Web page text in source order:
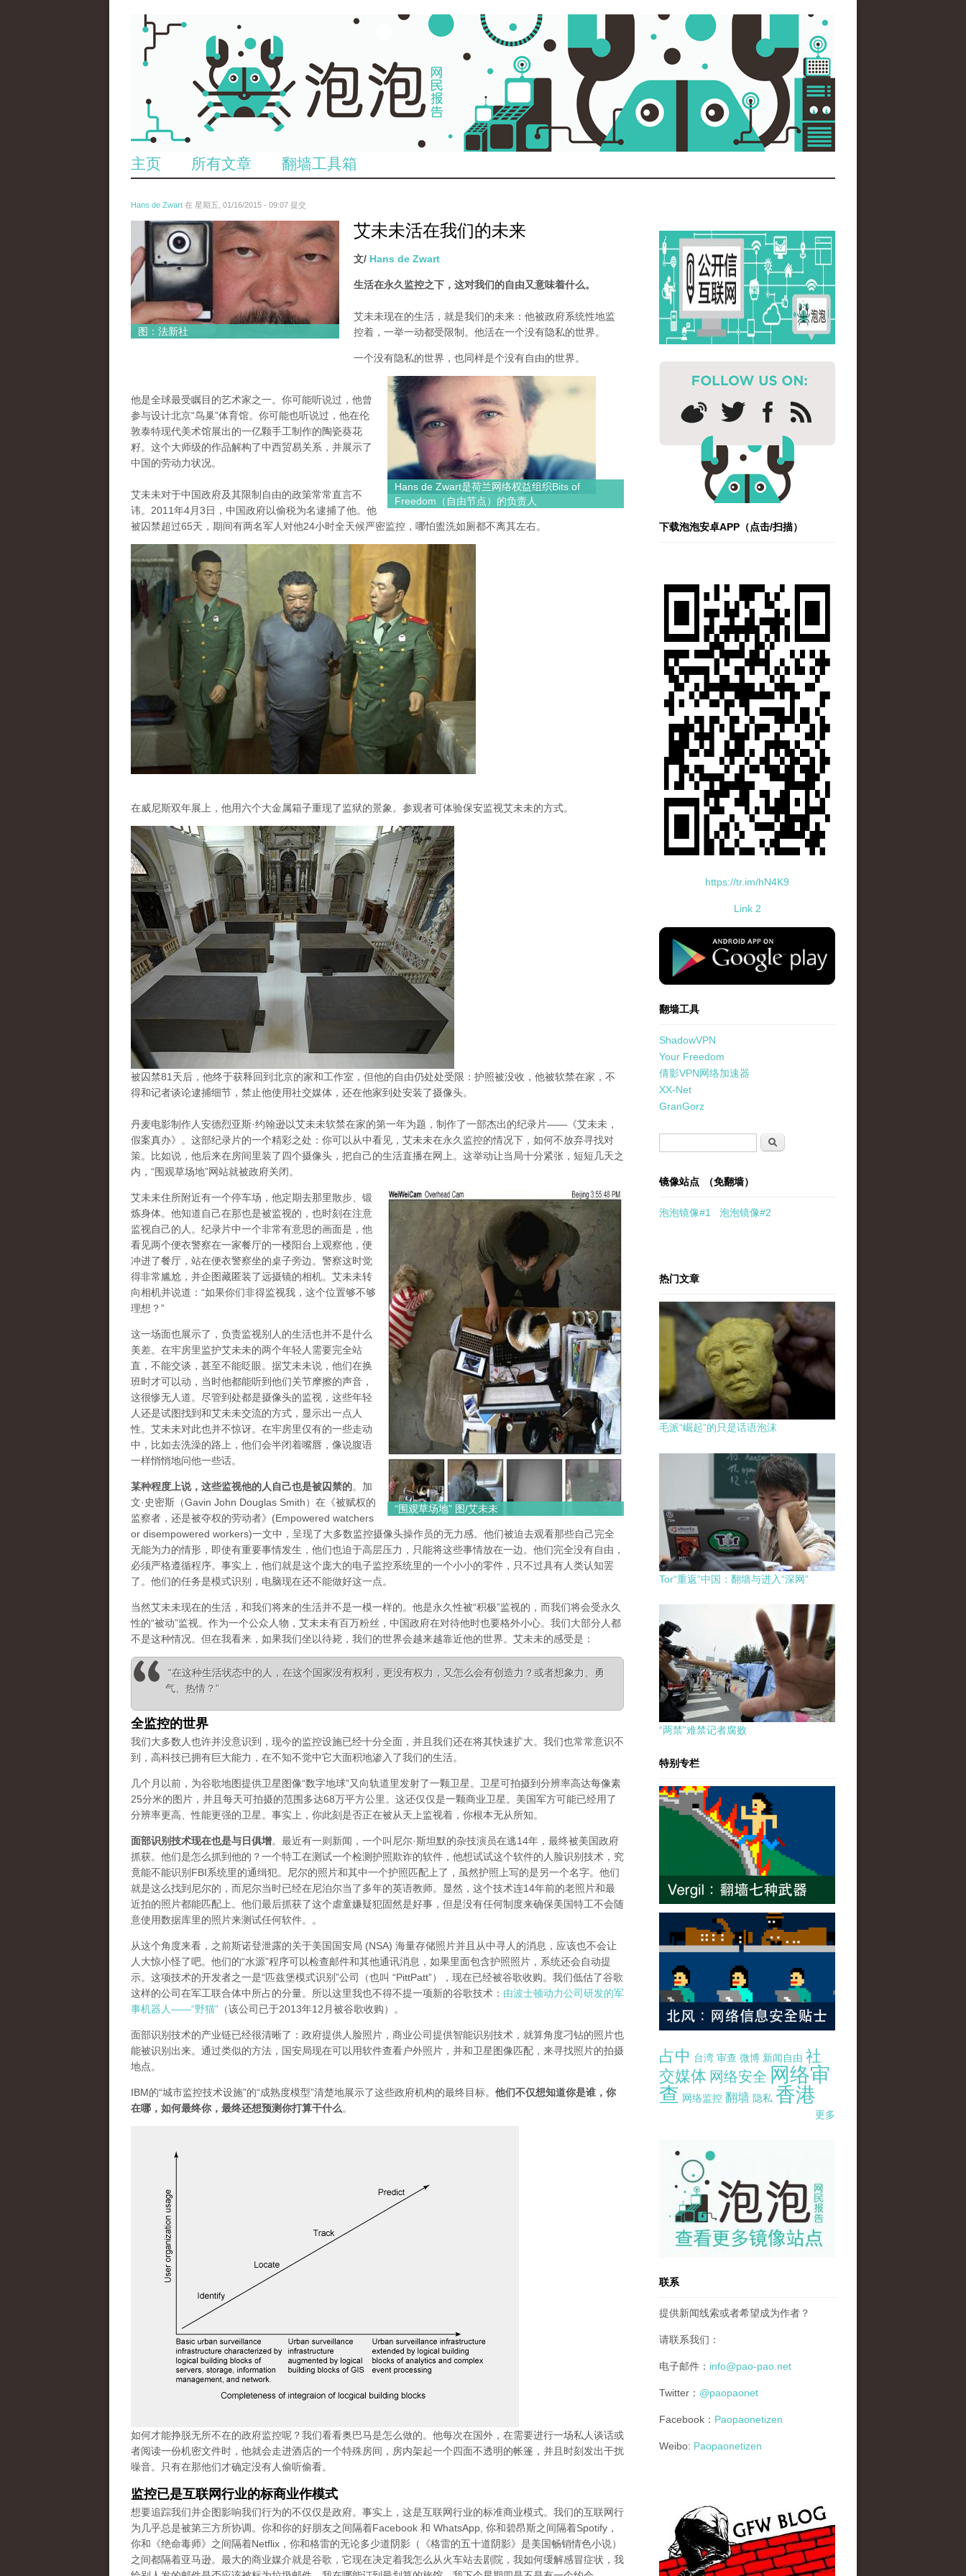
主页 所有文章 翻墙工具箱
Hans de Zwart 在 星期五, 01/16/2015 - 09:07 提交
anp-18377292.jpg
图：法新社
艾未未活在我们的未来
文/ Hans de Zwart
生活在永久监控之下，这对我们的自由又意味着什么。
艾未未现在的生活，就是我们的未来：他被政府系统性地监
控着，一举一动都受限制。他活在一个没有隐私的世界。
一个没有隐私的世界，也同样是个没有自由的世界。
nsn0mlaf.jpeg
Hans de Zwart是荷兰网络权益组织Bits of
Freedom（自由节点）的负责人
他是全球最受瞩目的艺术家之一。你可能听说过，他曾
参与设计北京“鸟巢”体育馆。你可能也听说过，他在伦
敦泰特现代美术馆展出的一亿颗手工制作的陶瓷葵花
籽。这个大师级的作品解构了中西贸易关系，并展示了
中国的劳动力状况。
艾未未对于中国政府及其限制自由的政策常常直言不
讳。2011年4月3日，中国政府以偷税为名逮捕了他。他
被囚禁超过65天，期间有两名军人对他24小时全天候严密监控，哪怕盥洗如厕都不离其左右。
在威尼斯双年展上，他用六个大金属箱子重现了监狱的景象。参观者可体验保安监视艾未未的方式。
被囚禁81天后，他终于获释回到北京的家和工作室，但他的自由仍处处受限：护照被没收，他被软禁在家，不
得和记者谈论逮捕细节，禁止他使用社交媒体，还在他家到处安装了摄像头。
丹麦电影制作人安德烈亚斯·约翰逊以艾未未软禁在家的第一年为题，制作了一部杰出的纪录片——《艾未未，
假案真办》。这部纪录片的一个精彩之处：你可以从中看见，艾未未在永久监控的情况下，如何不放弃寻找对
策。比如说，他后来在房间里装了四个摄像头，把自己的生活直播在网上。这举动让当局十分紧张，短短几天之
内，“围观草场地”网站就被政府关闭。
“围观草场地” 图/艾未未
艾未未住所附近有一个停车场，他定期去那里散步、锻
炼身体。他知道自己在那也是被监视的，也时刻在注意
监视自己的人。纪录片中一个非常有意思的画面是，他
看见两个便衣警察在一家餐厅的一楼阳台上观察他，便
冲进了餐厅，站在便衣警察坐的桌子旁边。警察这时觉
得非常尴尬，并企图藏匿装了远摄镜的相机。艾未未转
向相机并说道：“如果你们非得监视我，这个位置够不够
理想？”
这一场面也展示了，负责监视别人的生活也并不是什么
美差。在牢房里监护艾未未的两个年轻人需要完全站
直，不能交谈，甚至不能眨眼。据艾未未说，他们在换
班时才可以动，当时他都能听到他们关节摩擦的声音，
这很惨无人道。尽管到处都是摄像头的监视，这些年轻
人还是试图找到和艾未未交流的方式，显示出一点人
性。艾未未对此也并不惊讶。在牢房里仅有的一些走动
中，比如去洗澡的路上，他们会半闭着嘴唇，像说腹语
一样悄悄地问他一些话。
某种程度上说，这些监视他的人自己也是被囚禁的。加
文·史密斯（Gavin John Douglas Smith）在《被赋权的
监察者，还是被夺权的劳动者》(Empowered watchers
or disempowered workers)一文中，呈现了大多数监控摄像头操作员的无力感。他们被迫去观看那些自己完全
无能为力的情形，即使有重要事情发生，他们也迫于高层压力，只能将这些事情放在一边。他们完全没有自由，
必须严格遵循程序。事实上，他们就是这个庞大的电子监控系统里的一个小小的零件，只不过具有人类认知罢
了。他们的任务是模式识别，电脑现在还不能做好这一点。
当然艾未未现在的生活，和我们将来的生活并不是一模一样的。他是永久性被“积极”监视的，而我们将会受永久
性的“被动”监视。作为一个公众人物，艾未未有百万粉丝，中国政府在对待他时也要格外小心。我们大部分人都
不是这种情况。但在我看来，如果我们坐以待毙，我们的世界会越来越靠近他的世界。艾未未的感受是：
“在这种生活状态中的人，在这个国家没有权利，更没有权力，又怎么会有创造力？或者想象力、勇
气、热情？”
全监控的世界
我们大多数人也许并没意识到，现今的监控设施已经十分全面，并且我们还在将其快速扩大。我们也常常意识不
到，高科技已拥有巨大能力，在不知不觉中它大面积地渗入了我们的生活。
几个月以前，为谷歌地图提供卫星图像“数字地球”又向轨道里发射了一颗卫星。卫星可拍摄到分辨率高达每像素
25分米的图片，并且每天可拍摄的范围多达68万平方公里。这还仅仅是一颗商业卫星。美国军方可能已经用了
分辨率更高、性能更强的卫星。事实上，你此刻是否正在被从天上监视着，你根本无从所知。
面部识别技术现在也是与日俱增。最近有一则新闻，一个叫尼尔·斯坦默的杂技演员在逃14年，最终被美国政府
抓获。他们是怎么抓到他的？一个特工在测试一个检测护照欺诈的软件，他想试试这个软件的人脸识别技术，究
竟能不能识别FBI系统里的通缉犯。尼尔的照片和其中一个护照匹配上了，虽然护照上写的是另一个名字。他们
就是这么找到尼尔的，而尼尔当时已经在尼泊尔当了多年的英语教师。显然，这个技术连14年前的老照片和最
近拍的照片都能匹配上。他们最后抓获了这个虐童嫌疑犯固然是好事，但是没有任何制度来确保美国特工不会随
意使用数据库里的照片来测试任何软件。。
从这个角度来看，之前斯诺登泄露的关于美国国安局 (NSA) 海量存储照片并且从中寻人的消息，应该也不会让
人大惊小怪了吧。他们的“水源”程序可以检查邮件和其他通讯消息，如果里面包含护照照片，系统还会自动提
示。这项技术的开发者之一是“匹兹堡模式识别”公司（也叫 “PittPatt”），现在已经被谷歌收购。我们低估了谷歌
这样的公司在军工联合体中所占的分量。所以这里我也不得不提一项新的谷歌技术： 由波士顿动力公司研发的军
事机器人——“野猫” （该公司已于2013年12月被谷歌收购）。
面部识别技术的产业链已经很清晰了：政府提供人脸照片，商业公司提供智能识别技术，就算角度刁钻的照片也
能被识别出来。通过类似的方法，国安局现在可以用软件查看户外照片，并和卫星图像匹配，来寻找照片的拍摄
地点。
IBM的“城市监控技术设施”的“成熟度模型”清楚地展示了这些政府机构的最终目标。 他们不仅想知道你是谁，你
在哪，如何最终你，最终还想预测你打算干什么。
如何才能挣脱无所不在的政府监控呢？我们看看奥巴马是怎么做的。他每次在国外，在需要进行一场私人谈话或
者阅读一份机密文件时，他就会走进酒店的一个特殊房间，房内架起一个四面不透明的帐篷，并且时刻发出干扰
噪音。只有在那他们才确定没有人偷听偷看。
监控已是互联网行业的标商业作模式
想要追踪我们并企图影响我们行为的不仅仅是政府。事实上，这是互联网行业的标准商业模式。我们的互联网行
为几乎总是被第三方所协调。你和你的好朋友之间隔着Facebook 和 WhatsApp, 你和碧昂斯之间隔着Spotify，
你和《绝命毒师》之间隔着Netflix，你和格雷的无论多少道阴影（《格雷的五十道阴影》是美国畅销情色小说）
之间都隔着亚马逊。最大的商业媒介就是谷歌，它现在决定着我怎么从火车站去剧院，我如何缓解感冒症状，我
下载泡泡安卓APP（点击/扫描）
https://tr.im/hN4K9
Link 2
standard-icon-googleplay-app-store.png
翻墙工具
ShadowVPN
Your Freedom
倩影VPN网络加速器
XX-Net
GranGorz
搜索
镜像站点 （免翻墙）
泡泡镜像#1 泡泡镜像#2
热门文章
毛派“崛起”的只是话语泡沫
Tor“重返”中国：翻墙与进入“深网”
“两禁”难禁记者腐败
特别专栏
占中 台湾 审查 微博 新闻自由 社
交媒体 网络安全 网络审
查 网络监控 翻墙 隐私 香港
更多
pao-pao-banner-mirror-site-120814.jpg
联系
提供新闻线索或者希望成为作者？
请联系我们：
电子邮件： info@pao-pao.net
Twitter： @paopaonet
Facebook： Paopaonetizen
Weibo: Paopaonetizen
gfw_blog_small.jpg